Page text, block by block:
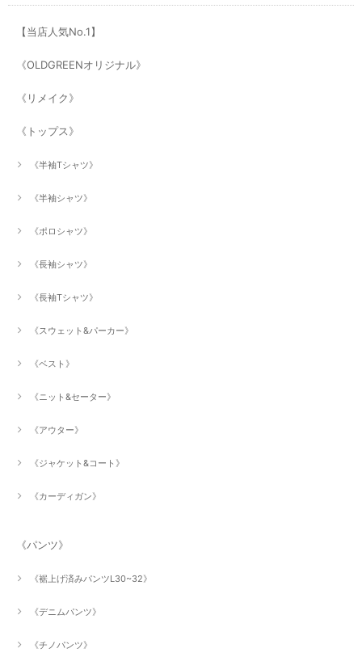
【当店人気No.1】
《OLDGREENオリジナル》
《リメイク》
《トップス》
《半袖Tシャツ》
《半袖シャツ》
《ポロシャツ》
《長袖シャツ》
《長袖Tシャツ》
《スウェット&パーカー》
《ベスト》
《ニット&セーター》
《アウター》
《ジャケット&コート》
《カーディガン》
《パンツ》
《裾上げ済みパンツL30~32》
《デニムパンツ》
《チノパンツ》